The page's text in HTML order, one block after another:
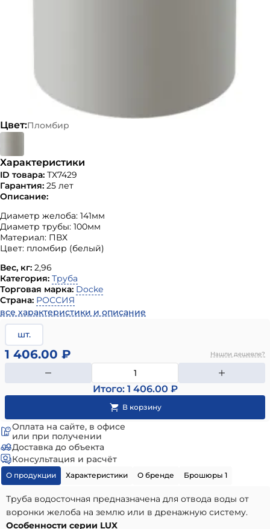
Цвет:Пломбир
Характеристики
ID товара: ТХ7429
Гарантия: 25 лет
Описание:
Диаметр желоба: 141мм
Диаметр трубы: 100мм
Материал: ПВХ
Цвет: пломбир (белый)
Вес, кг: 2,96
Категория: Труба
Торговая марка: Docke
Страна: РОССИЯ
все характеристики и описание
шт.
1 406.00 ₽ Нашли дешевле?
Итого: 1 406.00 ₽
Оплата на сайте, в офисе
или при получении
Доставка до объекта
Консультация и расчёт
О продукции Характеристики О бренде Брошюры 1
Труба водосточная предназначена для отвода воды от
воронки желоба на землю или в дренажную систему.
Особенности серии LUX